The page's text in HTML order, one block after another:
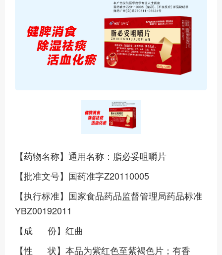
【药物名称】通用名称：脂必妥咀嚼片
【批准文号】国药准字Z20110005
【执行标准】国家食品药品监督管理局药品标准
YBZ00192011
【成 份】红曲
【性 状】本品为紫红色至紫褐色片；有香